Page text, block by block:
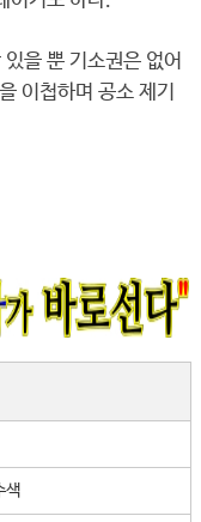
을 뿐 기소권은 없어
이첩하며 공소 제기
색